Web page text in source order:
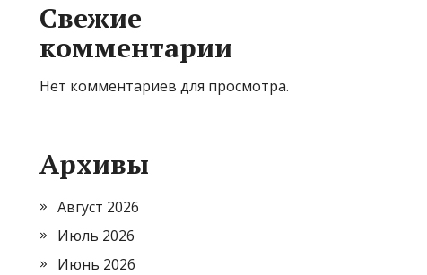
Свежие
комментарии
Нет комментариев для просмотра.
Архивы
Август 2026
Июль 2026
Июнь 2026